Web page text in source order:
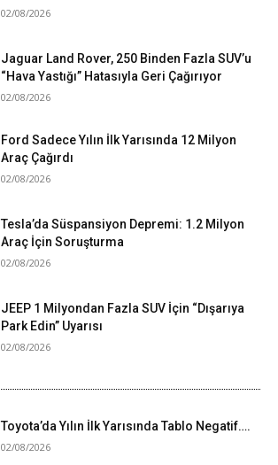
02/08/2026
Jaguar Land Rover, 250 Binden Fazla SUV’u
“Hava Yastığı” Hatasıyla Geri Çağırıyor
02/08/2026
Ford Sadece Yılın İlk Yarısında 12 Milyon
Araç Çağırdı
02/08/2026
Tesla’da Süspansiyon Depremi: 1.2 Milyon
Araç İçin Soruşturma
02/08/2026
JEEP 1 Milyondan Fazla SUV İçin “Dışarıya
Park Edin” Uyarısı
02/08/2026
Toyota’da Yılın İlk Yarısında Tablo Negatif….
02/08/2026